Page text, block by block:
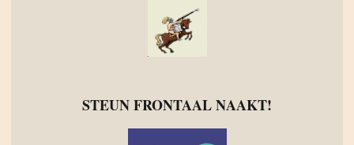
STEUN FRONTAAL NAAKT!